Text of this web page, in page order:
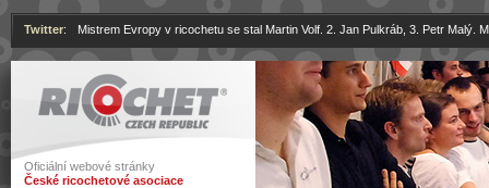
Ricochet
Oficiální webové stránky
České ricochetové asociace
Twitter: Mistrem Evropy v ricochetu se stal Martin Volf. 2. Jan Pulkráb, 3. Petr Malý.